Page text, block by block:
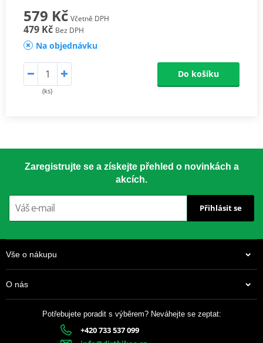
579 Kč Včetně DPH
479 Kč Bez DPH
Na objednávku
(ks)
Do košíku
Zaregistrujte se a získejte přehled o novinkách a
akcích.
Přihlásit se
Vše o nákupu
O nás
Potřebujete poradit s výběrem? Neváhejte se zeptat:
+420 733 537 099